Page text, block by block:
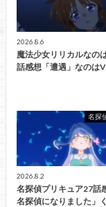
2026.8.6
魔法少女リリカルなの
話感想「遭遇」なのは
名探
2026.8.2
名探偵プリキュア27話
名探偵になりました」